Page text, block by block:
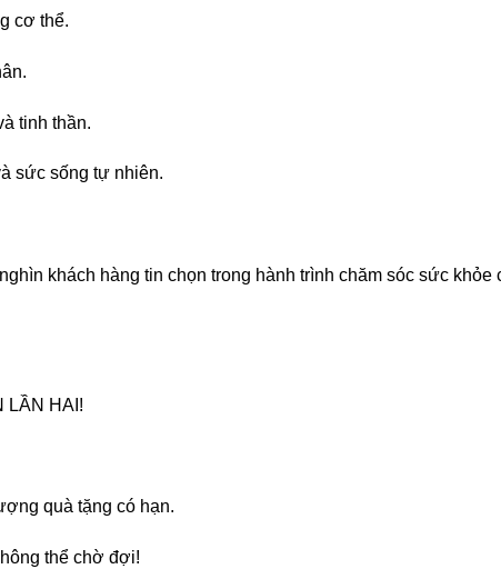
cơ thể.
tinh thần.
sức sống tự nhiên.
khách hàng tin chọn trong hành trình chăm sóc sức khỏe
LẦN HAI!
quà tặng có hạn.
thể chờ đợi!